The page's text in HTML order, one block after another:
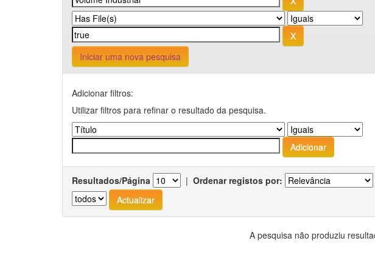
Iniciar uma nova pesquisa
Adicionar filtros:
Utilizar filtros para refinar o resultado da pesquisa.
Resultados/Página | Ordenar registos por:
A pesquisa não produziu